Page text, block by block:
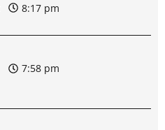
8:17 pm
7:58 pm